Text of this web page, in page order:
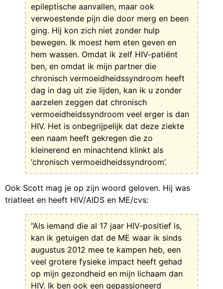
epileptische aanvallen, maar ook
verwoestende pijn die door merg en been
ging. Hij kon zich niet zonder hulp
bewegen. Ik moest hem eten geven en
hem wassen. Omdat ik zelf HIV-patiënt
ben, en omdat ik mijn partner die
chronisch vermoeidheidssyndroom heeft
dag in dag uit zie lijden, kan ik u zonder
aarzelen zeggen dat chronisch
vermoeidheidssyndroom veel erger is dan
HIV. Het is onbegrijpelijk dat deze ziekte
een naam heeft gekregen die zo
kleinerend en minachtend klinkt als
‘chronisch vermoeidheidssyndroom’.
Ook Scott mag je op zijn woord geloven. Hij was
triatleet en heeft HIV/AIDS en ME/cvs:
“Als iemand die al 17 jaar HIV-positief is,
kan ik getuigen dat de ME waar ik sinds
augustus 2012 mee te kampen heb, een
veel grotere fysieke impact heeft gehad
op mijn gezondheid en mijn lichaam dan
HIV. Ik ben ook een gepassioneerd